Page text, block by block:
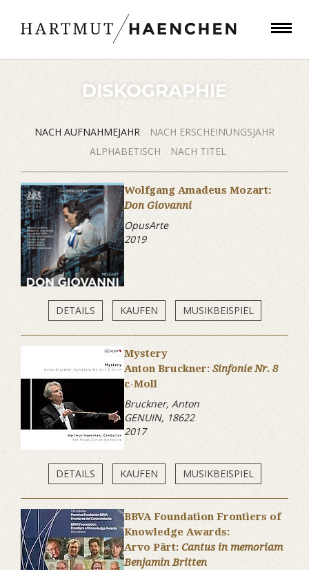
DISKOGRAPHIE
NACH AUFNAHMEJAHR
NACH ERSCHEINUNGSJAHR
ALPHABETISCH
NACH TITEL
Wolfgang Amadeus Mozart:
Don Giovanni
OpusArte
2019
DETAILS KAUFEN MUSIKBEISPIEL
Mystery
Anton Bruckner: Sinfonie Nr. 8
c-Moll
Bruckner, Anton
GENUIN, 18622
2017
DETAILS KAUFEN MUSIKBEISPIEL
BBVA Foundation Frontiers of
Knowledge Awards:
Arvo Pärt: Cantus in memoriam
Benjamin Britten